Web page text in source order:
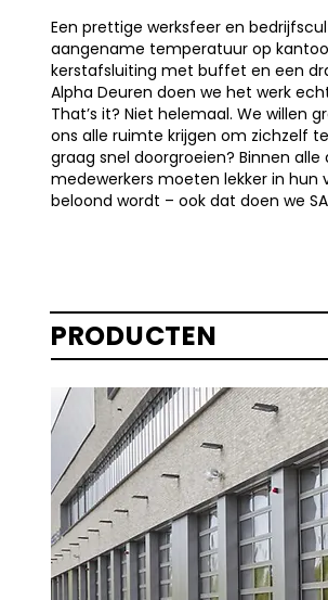
Een prettige werksfeer en
aangename temperatuur op
kerstafsluiting met buffet en een
Alpha Deuren doen we het werk echt
That’s it? Niet helemaal. We willen
ons alle ruimte krijgen om zichzelf
graag snel doorgroeien? Binnen
medewerkers moeten lekker in hun
beloond wordt – ook dat doen we
PRODUCTEN